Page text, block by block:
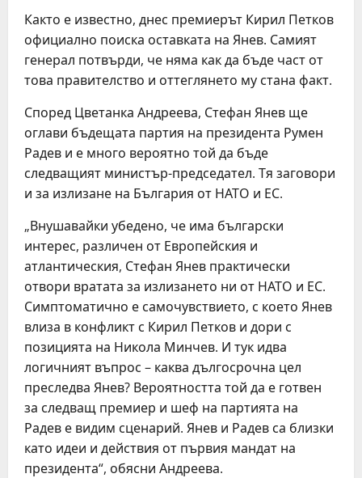
Както е известно, днес премиерът Кирил Петков
официално поиска оставката на Янев. Самият
генерал потвърди, че няма как да бъде част от
това правителство и оттеглянето му стана факт.
Според Цветанка Андреева, Стефан Янев ще
оглави бъдещата партия на президента Румен
Радев и е много вероятно той да бъде
следващият министър-председател. Тя заговори
и за излизане на България от НАТО и ЕС.
„Внушавайки убедено, че има български
интерес, различен от Европейския и
атлантическия, Стефан Янев практически
отвори вратата за излизането ни от НАТО и ЕС.
Симптоматично е самочувствието, с което Янев
влиза в конфликт с Кирил Петков и дори с
позицията на Никола Минчев. И тук идва
логичният въпрос – каква дългосрочна цел
преследва Янев? Вероятността той да е готвен
за следващ премиер и шеф на партията на
Радев е видим сценарий. Янев и Радев са близки
като идеи и действия от първия мандат на
президента“, обясни Андреева.